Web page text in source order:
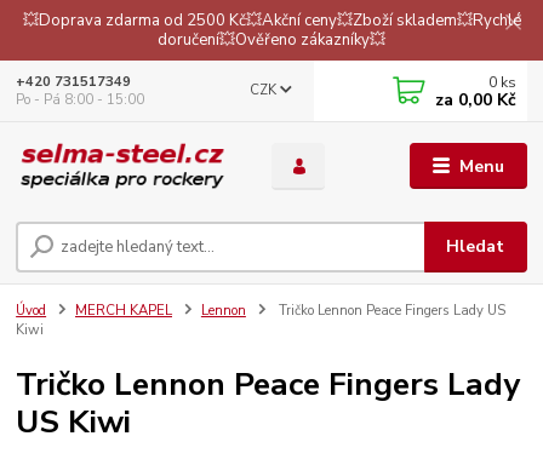
💥Doprava zdarma od 2500 Kč💥Akční ceny💥Zboží skladem💥Rychlé
doručení💥Ověřeno zákazníky💥
Menu
CZK
Hledat
+420 731517349
Po - Pá 8:00 - 15:00
0 ks
za 0,00 Kč
Úvod MERCH KAPEL Lennon
Tričko Lennon Peace Fingers Lady US
Kiwi
Tričko Lennon Peace Fingers Lady
US Kiwi